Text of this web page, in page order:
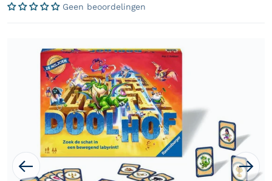
1 van media openen in
Geen beoordelingen